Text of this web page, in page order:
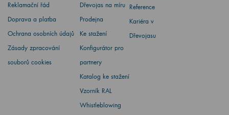
Reklamační řád
Doprava a platba
Ochrana osobních údajů
Zásady zpracování
souborů cookies
Dřevojas na míru
Prodejna
Ke stažení
Konfigurátor pro
partnery
Katalog ke stažení
Vzorník RAL
Whistleblowing
Reference
Kariéra v
Dřevojasu